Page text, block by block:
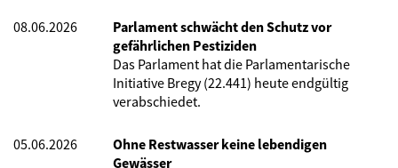
08.06.2026
Parlament schwächt den Schutz vor
gefährlichen Pestiziden
Das Parlament hat die Parlamentarische
Initiative Bregy (22.441) heute endgültig
verabschiedet.
05.06.2026
Ohne Restwasser keine lebendigen
Gewässer